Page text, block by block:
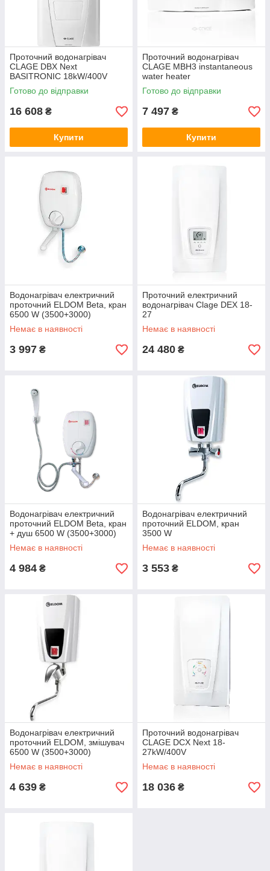
Проточний водонагрівач
CLAGE DBX Next
BASITRONIC 18kW/400V
Готово до відправки
16 608 ₴
Купити
Проточний водонагрівач
CLAGE MBH3 instantaneous
water heater
Готово до відправки
7 497 ₴
Купити
Водонагрівач електричний
проточний ELDOM Beta, кран
6500 W (3500+3000)
Немає в наявності
3 997 ₴
Проточний електричний
водонагрівач Clage DEX 18-
27
Немає в наявності
24 480 ₴
Водонагрівач електричний
проточний ELDOM Beta, кран
+ душ 6500 W (3500+3000)
Немає в наявності
4 984 ₴
Водонагрівач електричний
проточний ELDOM, кран
3500 W
Немає в наявності
3 553 ₴
Водонагрівач електричний
проточний ELDOM, змішувач
6500 W (3500+3000)
Немає в наявності
4 639 ₴
Проточний водонагрівач
CLAGE DCX Next 18‐
27kW/400V
Немає в наявності
18 036 ₴